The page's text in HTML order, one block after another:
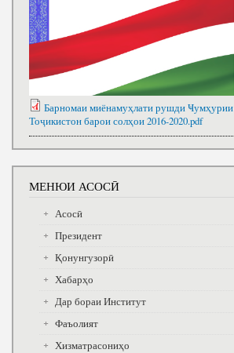
Барномаи миёнамуҳлати рушди Ҹумҳурии
Тоҷикистон барои солҳои 2016-2020.pdf
МЕНЮИ АСОСӢ
Асосӣ
Президент
Қонунгузорӣ
Хабарҳо
Дар бораи Институт
Фаъолият
Хизматрасониҳо